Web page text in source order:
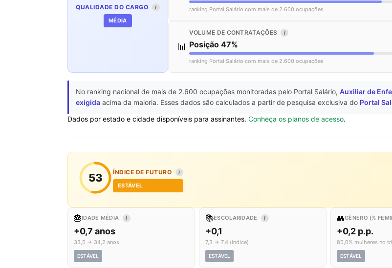
QUALIDADE DO CARGO I
MÉDIA
ranking Portal Salário com mais de 2.600 ocupações
📊
VOLUME DE CONTRATAÇÕES I
Posição 47%
ranking Portal Salário com mais de 2.600 ocupações
No ranking nacional de mais de 2.600 ocupações monitoradas pelo Portal Salário, Auxiliar de
exigida acima da maioria. Esses dados são calculados a partir de pesquisa exclusiva do Portal
Dados por estado e cidade disponíveis para assinantes. Conheça os planos de acesso.
53 ÍNDICE DE FUTURO I
ESTÁVEL
🎂IDADE MÉDIA I
+0,7 anos
33,5 → 34,2 anos
ESTÁVEL
📚ESCOLARIDADE I
+0,1
7,3 → 7,4 (índice)
ESTÁVEL
👥GÊNERO (%
+0,2 p.p.
85,0% mulheres no
ESTÁVEL